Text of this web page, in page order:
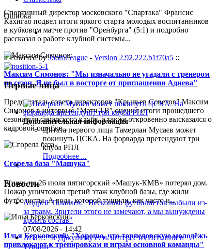
Спортивный директор московского "Спартака" Франсис
Кахигао подвел итоги яркого старта молодых воспитанников
в кубковом матче против "Оренбурга" (5:1) и подробно
рассказал о работе клубной системы...
Максим Симонов: "Мы изначально не угадали с тренером
на сезон. Я не был в восторге от приглашения Адиева"
Председатель совета директоров "Крыльев Советов" Максим
Симонов в интервью "Матч ТВ" оценил итоги прошедшего
сезона для самарского клуба, а также откровенно высказался о
кадровой ошибке...
Сгорела база "Машука"
В ночь на 26 июля пятигорский «Машук-КМВ» потерял дом.
Пожар уничтожил третий этаж клубной базы, где жили
футболисты. А вода, которой тушили, как часто и...
Илья Берковский: "Хорошо, что торпедовскую молодёжь
привлекают к тренировкам и играм основной команды"
Ошибка
:: Powered byJoomLeague - Version 2.92.222.b1f70a5 ::
Первые лица
Дополнительная информация
Цитата первого лица Тамерлан Мусаев может
покинуть ЦСКА. На форварда претендуют три
клуба РПЛ
Подробнее ...
Новости
Андрей Талалаев: "Несколько футболистов выбыли из-
за травм. Зрители этого не замечают, а мы вынуждены
кроить состав"
07/08/2026 - 14:42
Агент: "К Дркушичу есть интерес из Испании и
Турции"